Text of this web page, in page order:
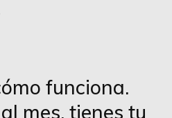
funciona.
mes, tienes tu